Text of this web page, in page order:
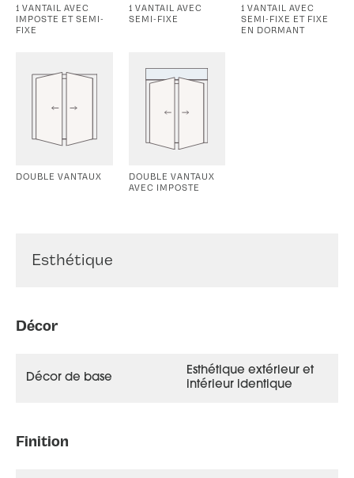
1 VANTAIL AVEC
IMPOSTE ET SEMI-
FIXE
1 VANTAIL AVEC
SEMI-FIXE
1 VANTAIL AVEC
SEMI-FIXE ET FIXE
EN DORMANT
DOUBLE VANTAUX
DOUBLE VANTAUX
AVEC IMPOSTE
Esthétique
Décor
Décor de base
Esthétique extérieur et
intérieur identique
Finition